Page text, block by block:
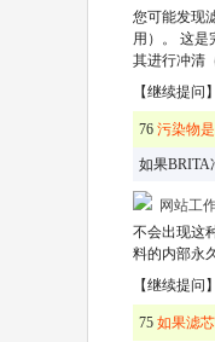
您可能发现
用）。 这是
其进行冲清
【继续提问】
76 污染物
如果BRITA
网站工
不会出现这
料的内部永
【继续提问】
75 如果滤